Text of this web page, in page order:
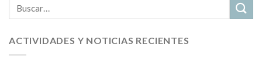
ACTIVIDADES Y NOTICIAS RECIENTES